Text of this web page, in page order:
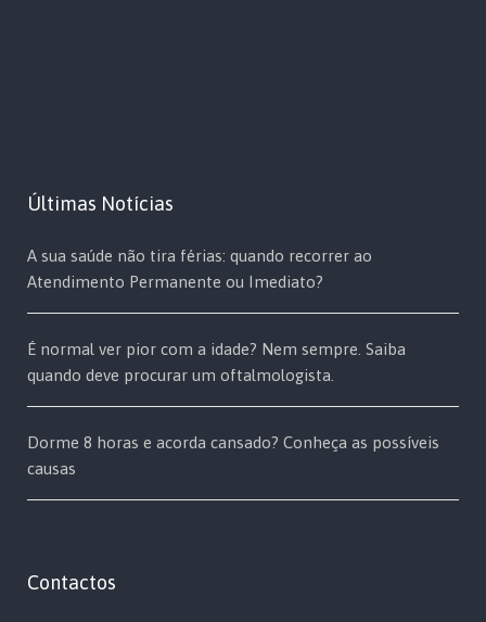
Últimas Notícias
A sua saúde não tira férias: quando recorrer ao
Atendimento Permanente ou Imediato?
É normal ver pior com a idade? Nem sempre. Saiba
quando deve procurar um oftalmologista.
Dorme 8 horas e acorda cansado? Conheça as possíveis
causas
Contactos